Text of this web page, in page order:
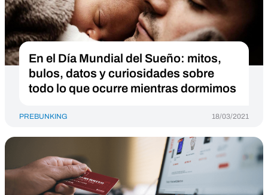
En el Día Mundial del Sueño: mitos,
bulos, datos y curiosidades sobre
todo lo que ocurre mientras dormimos
PREBUNKING 18/03/2021